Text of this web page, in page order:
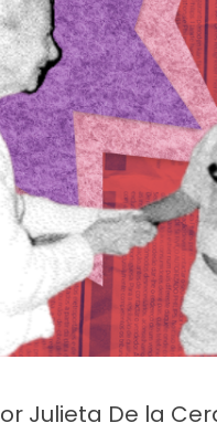
débito:
Julieta De la